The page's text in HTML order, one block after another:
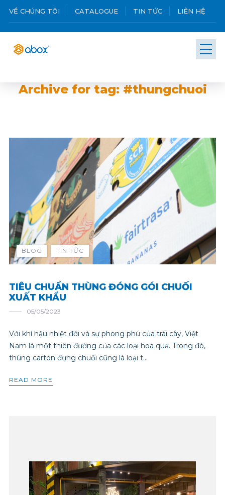
VỀ CHÚNG TÔI CATALOGUE TIN TỨC LIÊN HỆ
Archive for tag: #thungchuoi
BLOG TIN TỨC
TIÊU CHUẨN THÙNG ĐÓNG GÓI CHUỐI
XUẤT KHẨU
05/05/2023
Với khí hậu nhiệt đới và sự phong phú của trái cây, Việt
Nam là một thiên đường của các loại hoa quả. Trong đó,
thùng carton đựng chuối cũng là loại t...
READ MORE